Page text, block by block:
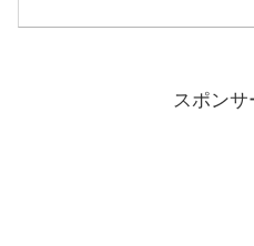
す。
スポンサ